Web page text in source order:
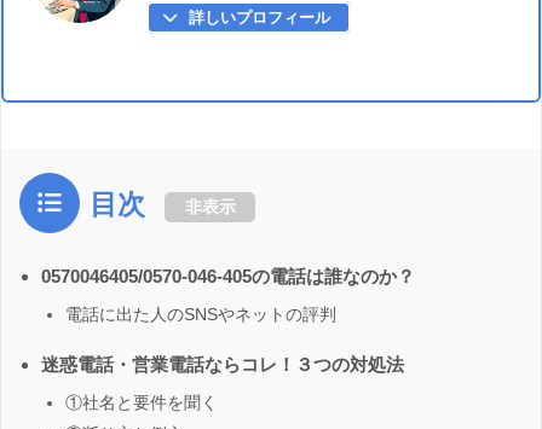
詳しいプロフィール
目次 非表示
0570046405/0570-046-405の電話は誰なのか？
電話に出た人のSNSやネットの評判
迷惑電話・営業電話ならコレ！３つの対処法
①社名と要件を聞く